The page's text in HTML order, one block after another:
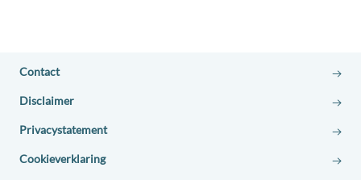
Contact
Disclaimer
Privacystatement
Cookieverklaring